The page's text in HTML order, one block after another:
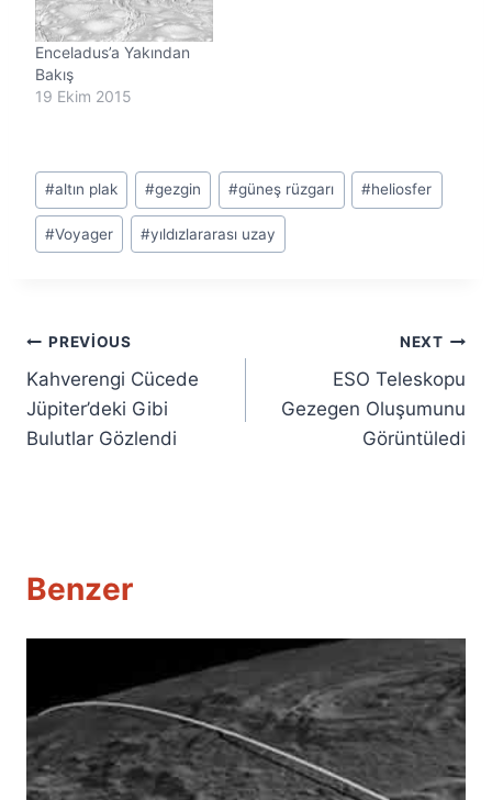
Enceladus’a Yakından
Bakış
19 Ekim 2015
Post
Tags:
#altın plak #gezgin #güneş rüzgarı #heliosfer
#Voyager #yıldızlararası uzay
Yazı
gezinmesi
PREVIOUS
Kahverengi Cücede
Jüpiter’deki Gibi
Bulutlar Gözlendi
NEXT
ESO Teleskopu
Gezegen Oluşumunu
Görüntüledi
Benzer